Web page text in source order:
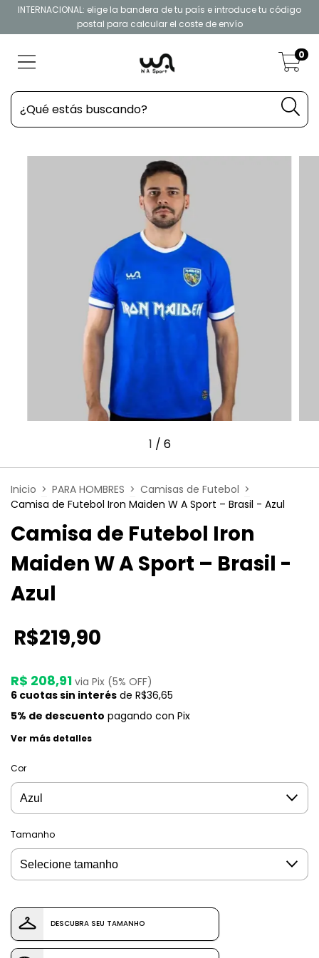
INTERNACIONAL: elige la bandera de tu país e introduce tu código
postal para calcular el coste de envío
0
1 / 6
Inicio > PARA HOMBRES > Camisas de Futebol >
Camisa de Futebol Iron Maiden W A Sport – Brasil - Azul
Camisa de Futebol Iron
Maiden W A Sport – Brasil -
Azul
R$219,90
R$ 208,91 via Pix (5% OFF)
6 cuotas sin interés de R$36,65
5% de descuento pagando con Pix
Ver más detalles
Cor
Tamanho
DESCUBRA SEU TAMANHO